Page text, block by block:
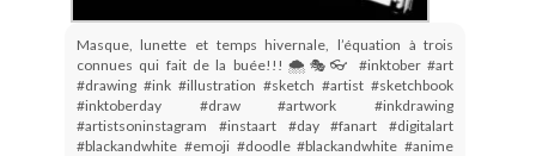
Masque, lunette et temps hivernale, l’équation à trois
connues qui fait de la buée!!!🌨🎭👓 #inktober #art
#drawing #ink #illustration #sketch #artist #sketchbook
#inktoberday #draw #artwork #inkdrawing
#artistsoninstagram #instaart #day #fanart #digitalart
#blackandwhite #emoji #doodle #blackandwhite #anime